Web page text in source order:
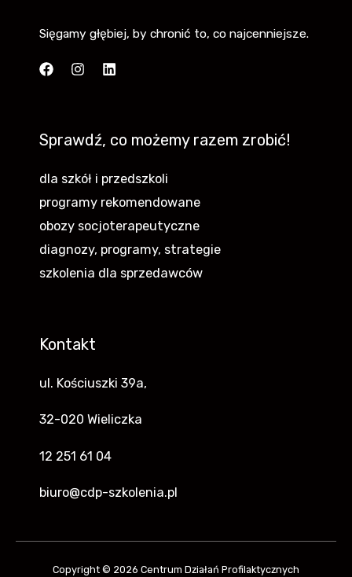
Sięgamy głębiej, by chronić to, co najcenniejsze.
Sprawdź, co możemy razem zrobić!
dla szkół i przedszkoli
programy rekomendowane
obozy socjoterapeutyczne
diagnozy, programy, strategie
szkolenia dla sprzedawców
Kontakt
ul. Kościuszki 39a,
32-020 Wieliczka
12 251 61 04
biuro@cdp-szkolenia.pl
Copyright © 2026 Centrum Działań Profilaktycznych